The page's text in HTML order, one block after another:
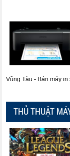
Vũng Tàu - Bán máy
THỦ THUẬT